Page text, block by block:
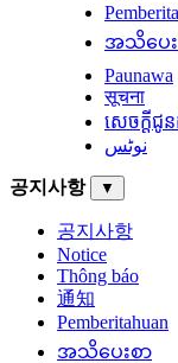
အသိပေး
Paunawa
सूचना
សេចក្តី
نوٹس
공지사항 ▼
공지사항
Notice
Thông báo
通知
Pemberitahuan
အသိပေးစာ